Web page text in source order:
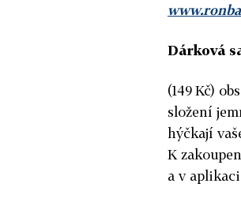
Dárková
(149 Kč)
složení
hýčkají
K
a v